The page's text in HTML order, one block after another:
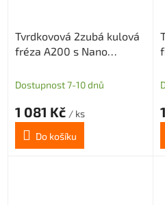
Tvrdkovová 2zubá kulová
fréza A200 s Nano
průměr 4 R2
Dostupnost 7-10 dnů
1 081 Kč / ks
Do košíku